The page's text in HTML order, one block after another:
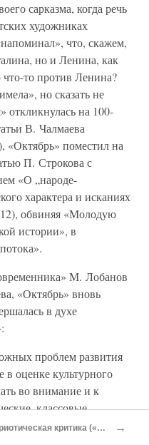
сарказма, когда речь
художниках
что, скажем,
но и Ленина, как
то против Ленина?
но сказать не
откликнулась на 100-
В. Чалмаева
поместил на
П. Строкова с
«О „народе-
характера и исканиях
обвиняя «Молодую
истории», в
М. Лобанов
«Октябрь» вновь
в духе
проблем развития
в оценке культурного
во внимание и к
классовые,
«неосторожно»4. Патриотическая критика («Молодая гвардия») →